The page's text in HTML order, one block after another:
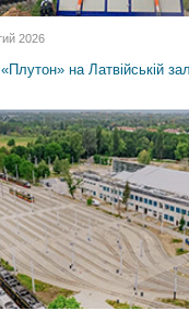
на Латвійській
2026